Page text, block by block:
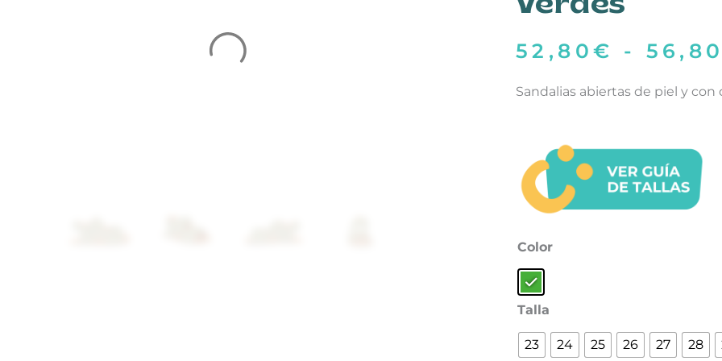
Verdes
52,80 € - 56,80
Sandalias abiertas de piel y
Color
Talla
23 24 25 26 27 28
Froddo
Sandalias
Flexy
Verdes